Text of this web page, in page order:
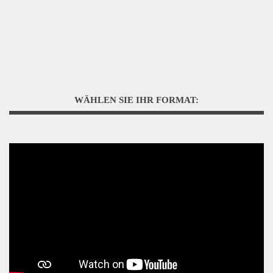
WÄHLEN SIE IHR FORMAT: